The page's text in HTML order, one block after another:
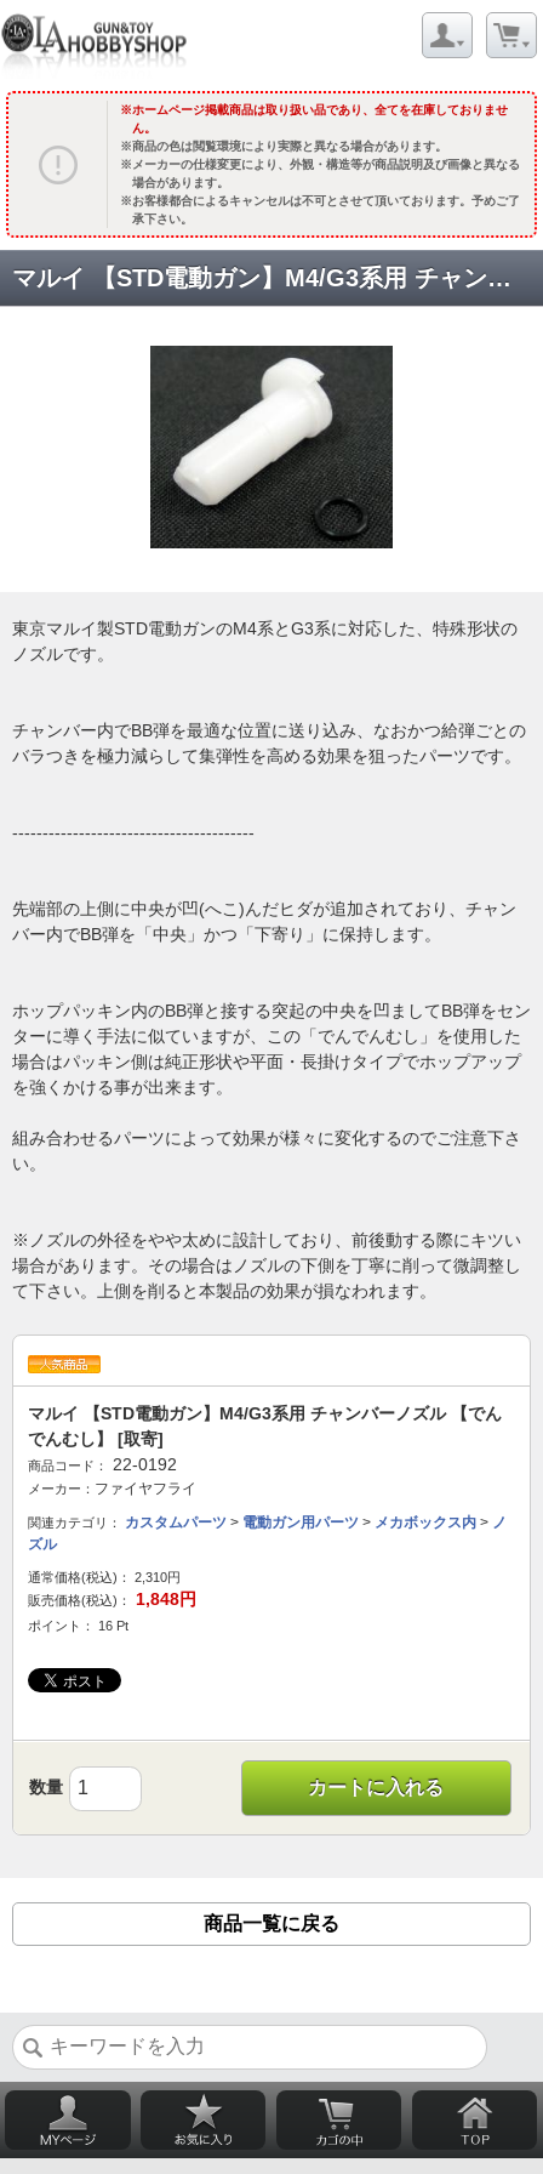
ホームページ掲載商品は取り扱い品であり、全てを在庫しておりませ
ん。
商品の色は閲覧環境により実際と異なる場合があります。
メーカーの仕様変更により、外観・構造等が商品説明及び画像と異なる
場合があります。
お客様都合によるキャンセルは不可とさせて頂いております。予めご了
承下さい。
マルイ 【STD電動ガン】M4/G3系用 チャンバーノズル 【でんでんむし】 [取寄]
東京マルイ製STD電動ガンのM4系とG3系に対応した、特殊形状の
ノズルです。
チャンバー内でBB弾を最適な位置に送り込み、なおかつ給弾ごとの
バラつきを極力減らして集弾性を高める効果を狙ったパーツです。
----------------------------------------
先端部の上側に中央が凹(へこ)んだヒダが追加されており、チャン
バー内でBB弾を「中央」かつ「下寄り」に保持します。
ホップパッキン内のBB弾と接する突起の中央を凹ましてBB弾をセン
ターに導く手法に似ていますが、この「でんでんむし」を使用した
場合はパッキン側は純正形状や平面・長掛けタイプでホップアップ
を強くかける事が出来ます。
組み合わせるパーツによって効果が様々に変化するのでご注意下さ
い。
※ノズルの外径をやや太めに設計しており、前後動する際にキツい
場合があります。その場合はノズルの下側を丁寧に削って微調整し
て下さい。上側を削ると本製品の効果が損なわれます。
マルイ 【STD電動ガン】M4/G3系用 チャンバーノズル 【でん
でんむし】 [取寄]
商品コード： 22-0192
メーカー： ファイヤフライ
関連カテゴリ： カスタムパーツ > 電動ガン用パーツ > メカボックス内 > ノ
ズル
通常価格(税込)：
2,310円
販売価格(税込)：
1,848円
ポイント： 16 Pt
数量 カートに入れる
商品一覧に戻る